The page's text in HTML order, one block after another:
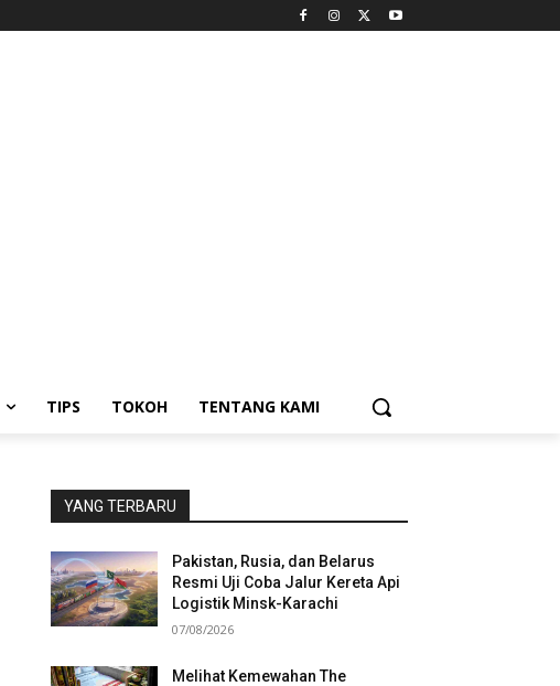
TIPS TOKOH TENTANG KAMI
YANG TERBARU
Pakistan, Rusia, dan Belarus
Resmi Uji Coba Jalur Kereta Api
Logistik Minsk-Karachi
07/08/2026
Melihat Kemewahan The